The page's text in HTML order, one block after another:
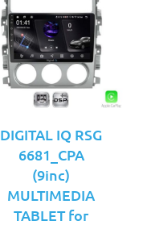
DIGITAL IQ RSG
6681_CPA
(9inc)
MULTIMEDIA
TABLET for